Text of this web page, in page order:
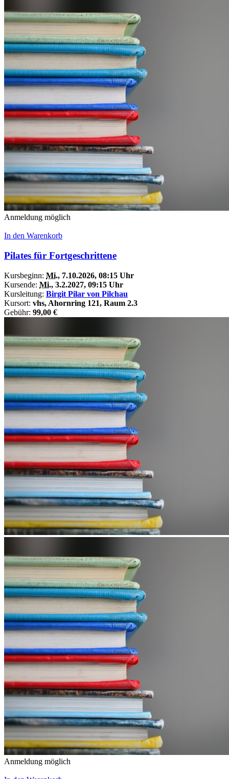
Anmeldung möglich
In den Warenkorb
Pilates für Fortgeschrittene
Kursbeginn: Mi., 7.10.2026, 08:15 Uhr
Kursende: Mi., 3.2.2027, 09:15 Uhr
Kursleitung: Birgit Pilar von Pilchau
Kursort: vhs, Ahornring 121, Raum 2.3
Gebühr: 99,00 €
Anmeldung möglich